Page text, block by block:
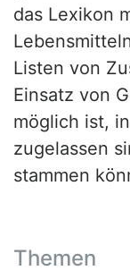
das Lexikon
Listen von
Einsatz von
möglich ist,
zugelassen
stammen
Themen